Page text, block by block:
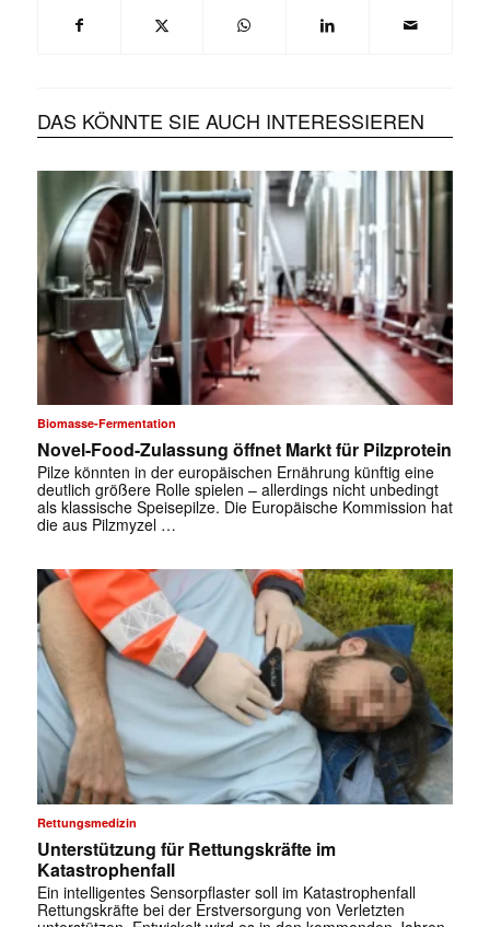
DAS KÖNNTE SIE AUCH INTERESSIEREN
Biomasse-Fermentation
Novel-Food-Zulassung öffnet Markt für Pilzprotein
Pilze könnten in der europäischen Ernährung künftig eine
deutlich größere Rolle spielen – allerdings nicht unbedingt
als klassische Speisepilze. Die Europäische Kommission hat
die aus Pilzmyzel …
Rettungsmedizin
Unterstützung für Rettungskräfte im
Katastrophenfall
Ein intelligentes Sensorpflaster soll im Katastrophenfall
Rettungskräfte bei der Erstversorgung von Verletzten